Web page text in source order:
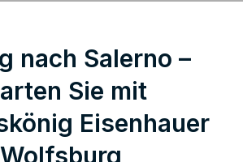
nach Salerno –
Sie mit
Eisenhauer
Wolfsburg